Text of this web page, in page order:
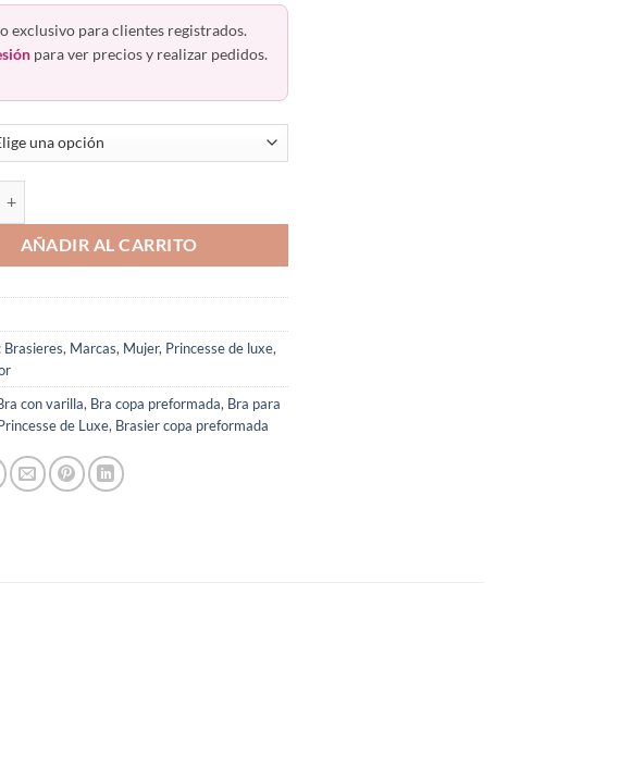
exclusivo para clientes registrados.
para ver precios y realizar pedidos.
AÑADIR AL CARRITO
Brasieres, Marcas, Mujer, Princesse de luxe,
con varilla, Bra copa preformada, Bra para
de Luxe, Brasier copa preformada